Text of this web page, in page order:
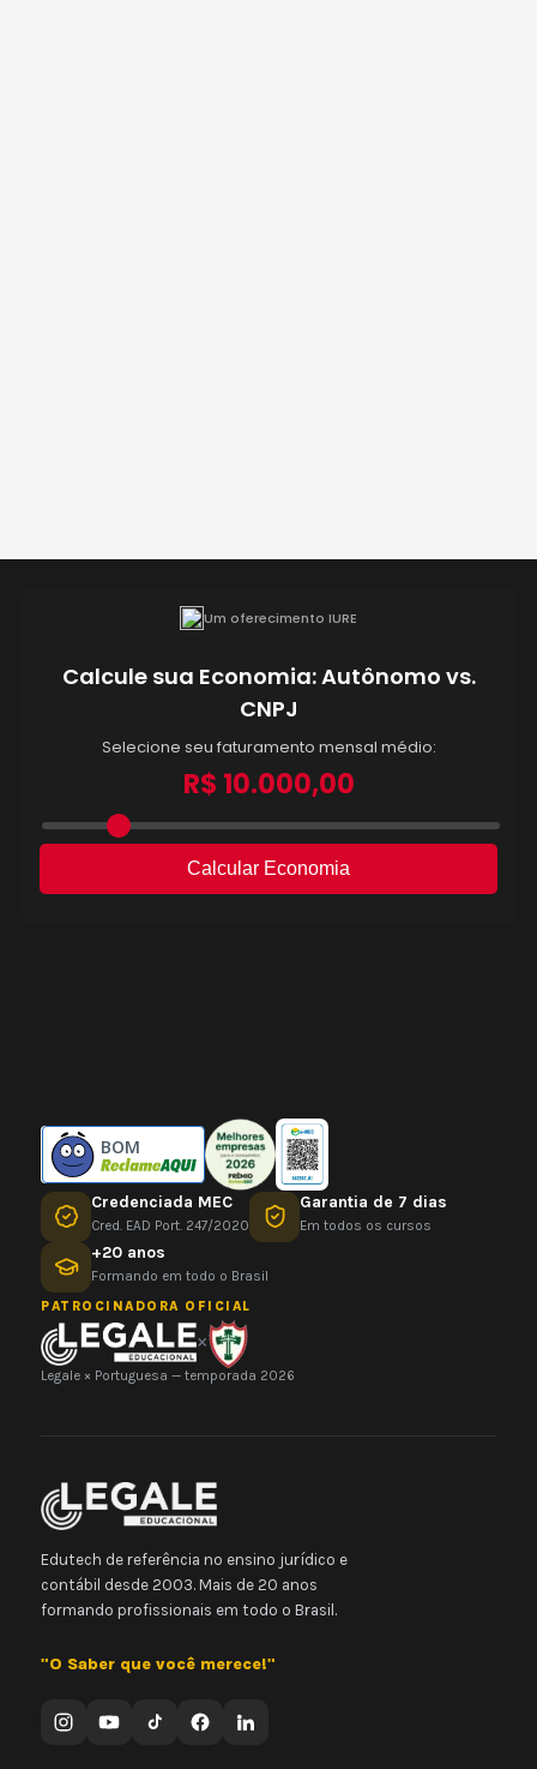
BOM
Credenciada MEC
Cred. EAD Port. 247/2020
Garantia de 7 dias
Em todos os cursos
+20 anos
Formando em todo o Brasil
PATROCINADORA OFICIAL
×
Legale × Portuguesa — temporada 2026
Edutech de referência no ensino jurídico e
contábil desde 2003. Mais de 20 anos
formando profissionais em todo o Brasil.
"O Saber que você merece!"